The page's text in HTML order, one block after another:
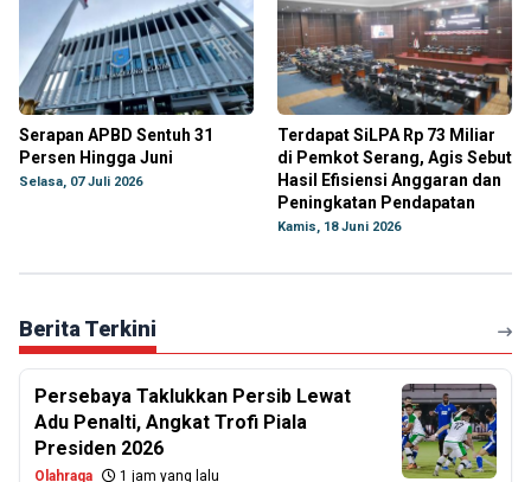
Serapan APBD Sentuh 31
Persen Hingga Juni
Selasa, 07 Juli 2026
Terdapat SiLPA Rp 73 Miliar
di Pemkot Serang, Agis Sebut
Hasil Efisiensi Anggaran dan
Peningkatan Pendapatan
Kamis, 18 Juni 2026
Berita Terkini
Persebaya Taklukkan Persib Lewat
Adu Penalti, Angkat Trofi Piala
Presiden 2026
Olahraga 1 jam yang lalu